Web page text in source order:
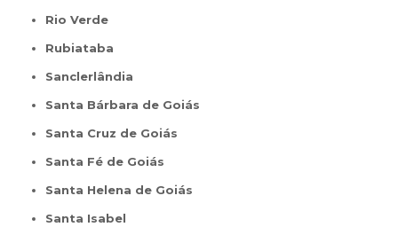
Rio Verde
Rubiataba
Sanclerlândia
Santa Bárbara de Goiás
Santa Cruz de Goiás
Santa Fé de Goiás
Santa Helena de Goiás
Santa Isabel